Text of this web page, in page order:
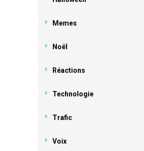
Memes
Noël
Réactions
Technologie
Trafic
Voix